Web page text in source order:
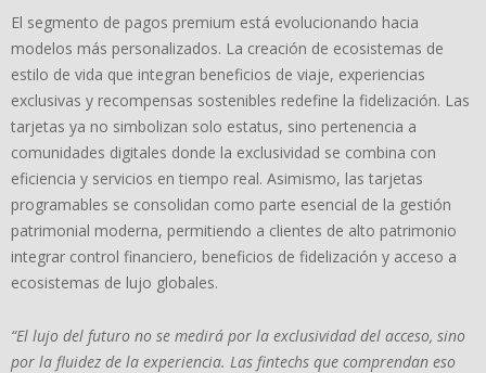
El segmento de pagos premium está evolucionando hacia
modelos más personalizados. La creación de ecosistemas de
estilo de vida que integran beneficios de viaje, experiencias
exclusivas y recompensas sostenibles redefine la fidelización. Las
tarjetas ya no simbolizan solo estatus, sino pertenencia a
comunidades digitales donde la exclusividad se combina con
eficiencia y servicios en tiempo real. Asimismo, las tarjetas
programables se consolidan como parte esencial de la gestión
patrimonial moderna, permitiendo a clientes de alto patrimonio
integrar control financiero, beneficios de fidelización y acceso a
ecosistemas de lujo globales.
“El lujo del futuro no se medirá por la exclusividad del acceso, sino
por la fluidez de la experiencia. Las fintechs que comprendan eso